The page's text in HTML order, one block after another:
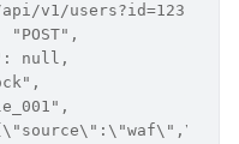
v1/users?id=123",
"POST",
null,